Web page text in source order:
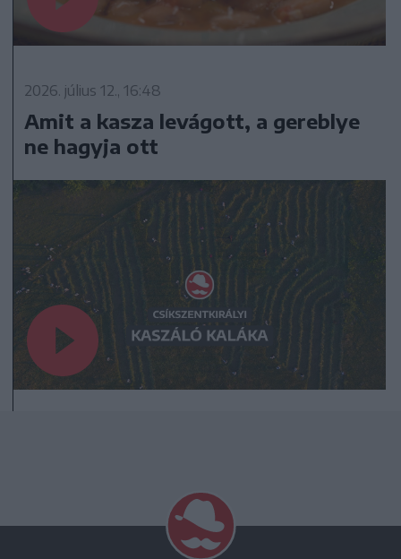
2026. július 12., 16:48
Amit a kasza levágott, a gereblye
ne hagyja ott